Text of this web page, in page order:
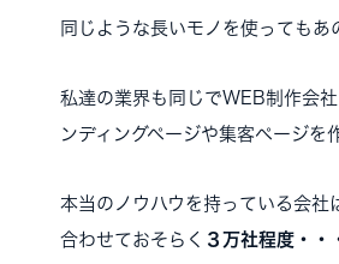
同じような長いモノを使ってもあ
私達の業界も同じでWEB制作会
ンディングページや集客ページを
本当のノウハウを持っている会社
合わせておそらく ３万社程度・・